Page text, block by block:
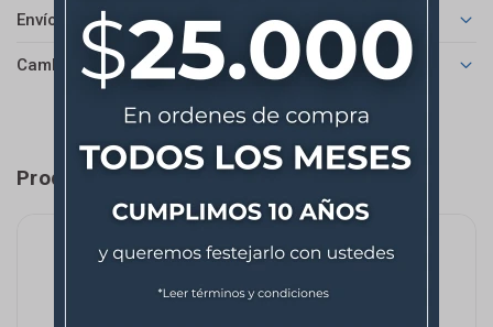
Envíos
Cambios y Devoluciones
Productos que te pueden interesar